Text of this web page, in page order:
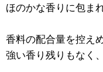
ほのかな香りに包ま
香料の配合量を控え
強い香り残りもなく